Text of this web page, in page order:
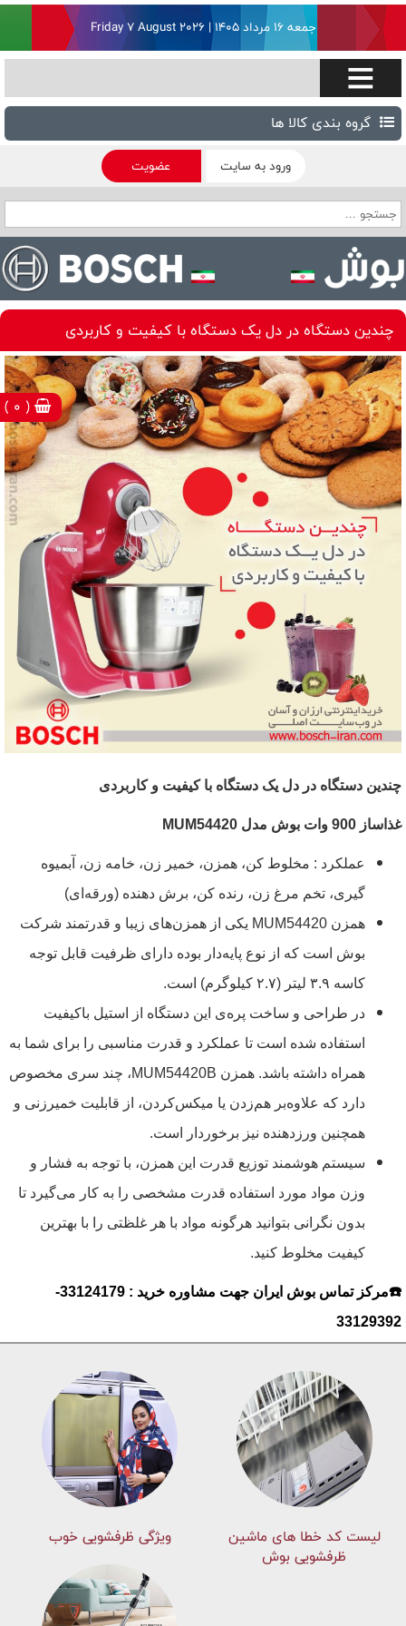
( 0 )
جمعه ۱۶ مرداد ۱۴۰۵ | Friday 7 August 2026
گروه بندی کالا ها
ورود به سایت عضویت
چندین دستگاه در دل یک دستگاه با کیفیت و کاربردی
چندین دستگاه در دل یک دستگاه با کیفیت و کاربردی
غذاساز 900 وات بوش مدل MUM54420
عملکرد : مخلوط کن، همزن، خمیر زن، خامه زن، آبمیوه
گیری، تخم مرغ زن، رنده کن، برش دهنده (ورقه‌ای)
همزن MUM54420 یکی از همزن‌های زیبا و قدرتمند شرکت
بوش است که از نوع پایه‌دار بوده دارای ظرفیت قابل توجه
کاسه ۳.۹ لیتر (۲.۷ کیلوگرم) است.
در طراحی و ساخت پره‌ی این دستگاه از استیل باکیفیت
استفاده شده است تا عملکرد و قدرت مناسبی را برای شما به
همراه داشته باشد. همزن MUM54420B، چند سری مخصوص
دارد که علاوه‌بر هم‌زدن یا میکس‌کردن، از قابلیت خمیرزنی و
همچنین ورزدهنده نیز برخوردار است.
سیستم هوشمند توزیع قدرت این همزن، با توجه به فشار و
وزن مواد مورد استفاده قدرت مشخصی را به کار می‌گیرد تا
بدون نگرانی بتوانید هرگونه مواد با هر غلظتی را با بهترین
کیفیت مخلوط کنید.
☎️مرکز تماس بوش ایران جهت مشاوره خرید : 33124179-
33129392
لیست کد خطا های ماشين
ظرفشویی بوش
ویژگی ظرفشویی خوب